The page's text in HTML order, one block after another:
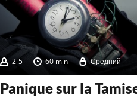
2-5 60 min Средний
Panique sur la